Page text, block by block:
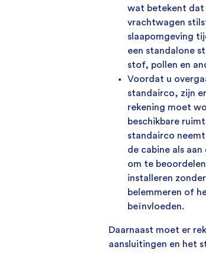
wat betekent dat
vrachtwagen
slaapomgeving
een standalone
stof, pollen en
Voordat u
standairco, zijn
rekening moet
beschikbare
standairco
de cabine als
om te
installeren
belemmeren of
beïnvloeden.
Daarnaast moet er
aansluitingen en het